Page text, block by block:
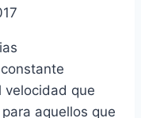
velocidad que
aquellos que